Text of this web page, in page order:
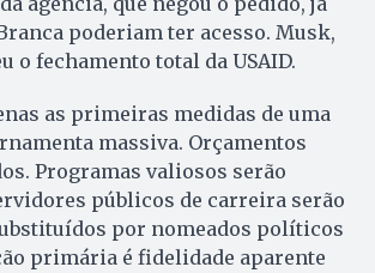
poderiam ter acesso. Musk,
o fechamento total da USAID.
as primeiras medidas de uma
massiva. Orçamentos
Programas valiosos serão
públicos de carreira serão
por nomeados políticos
primária é fidelidade aparente